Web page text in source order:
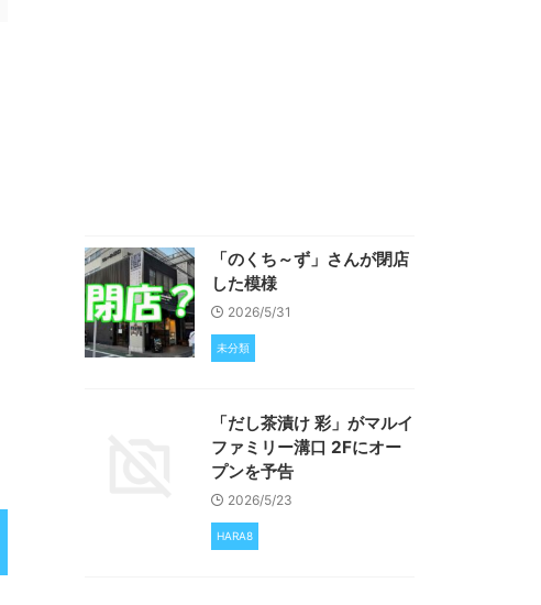
「のくち～ず」さんが閉店
した模様
2026/5/31
未分類
「だし茶漬け 彩」がマルイ
ファミリー溝口 2Fにオー
プンを予告
2026/5/23
HARA8